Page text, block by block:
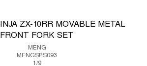
ZX-10RR MOVABLE METAL
FRONT FORK SET
MENG
MENGSPS093
1/9